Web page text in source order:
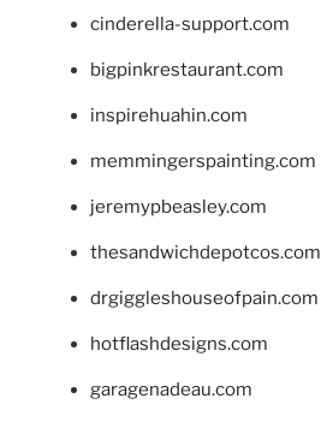
cinderella-support.com
bigpinkrestaurant.com
inspirehuahin.com
memmingerspainting.com
jeremypbeasley.com
thesandwichdepotcos.com
drgiggleshouseofpain.com
hotflashdesigns.com
garagenadeau.com